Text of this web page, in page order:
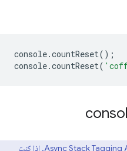
console.countReset();
console.countReset(
تُعرف هذه الطريقة باسم Async Stack Tagging API. إذا كنت